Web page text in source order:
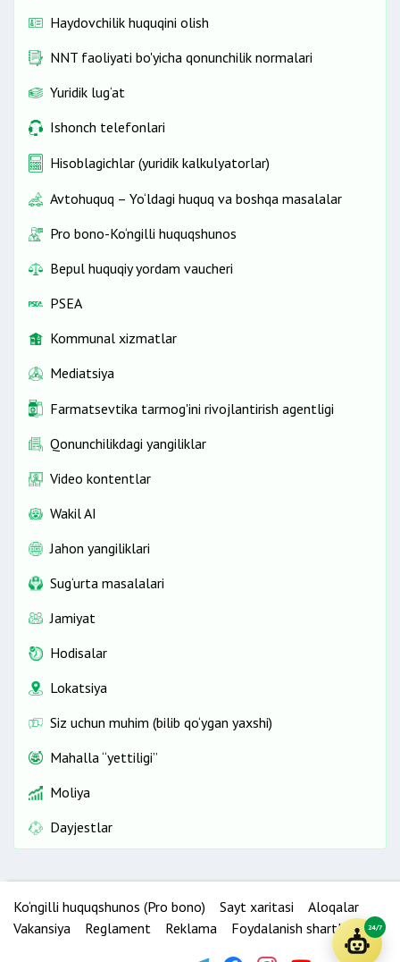
Haydovchilik huquqini olish
NNT faoliyati bo'yicha qonunchilik normalari
Yuridik lug‘at
Ishonch telefonlari
Hisoblagichlar (yuridik kalkulyatorlar)
Avtohuquq – Yo‘ldagi huquq va boshqa masalalar
Pro bono-Ko‘ngilli huquqshunos
Bepul huquqiy yordam vaucheri
PSEA
Kommunal xizmatlar
Mediatsiya
Farmatsevtika tarmog'ini rivojlantirish agentligi
Qonunchilikdagi yangiliklar
Video kontentlar
Wakil AI
Jahon yangiliklari
Sug‘urta masalalari
Jamiyat
Hodisalar
Lokatsiya
Siz uchun muhim (bilib qo‘ygan yaxshi)
Mahalla “yettiligi”
Moliya
Dayjestlar
Ko‘ngilli huquqshunos (Pro bono) Sayt xaritasi
Aloqalar
Vakansiya
Reglament Reklama Foydalanish shartlari 24/7